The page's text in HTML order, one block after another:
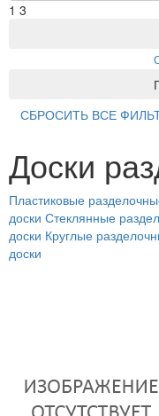
1 3
СБРОСИТЬ ВСЕ
Доски
Пластиковые
доски Стеклянные
доски Круглые
доски